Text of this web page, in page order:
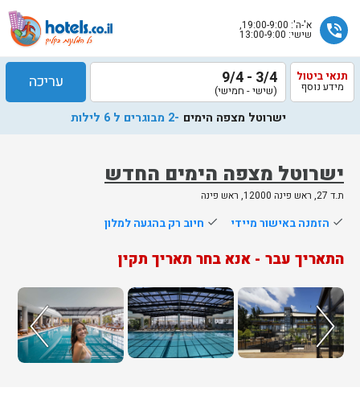
phone_in_talk א'-ה': 19:00-9:00,
שישי: 13:00-9:00
ישרוטל מצפה הימים החדש
ת.ד 27, ראש פינה 12000, ראש פינה
תנאי ביטול
מידע נוסף 3/4 - 9/4
(שישי - חמישי) עריכה
ישרוטל מצפה הימים -2 מבוגרים ל 6 לילות
done הזמנה באישור מיידי done חיוב רק בהגעה למלון
התאריך עבר - אנא בחר תאריך תקין
שלח
הוטלס
אליך
בשעות
הפעילות